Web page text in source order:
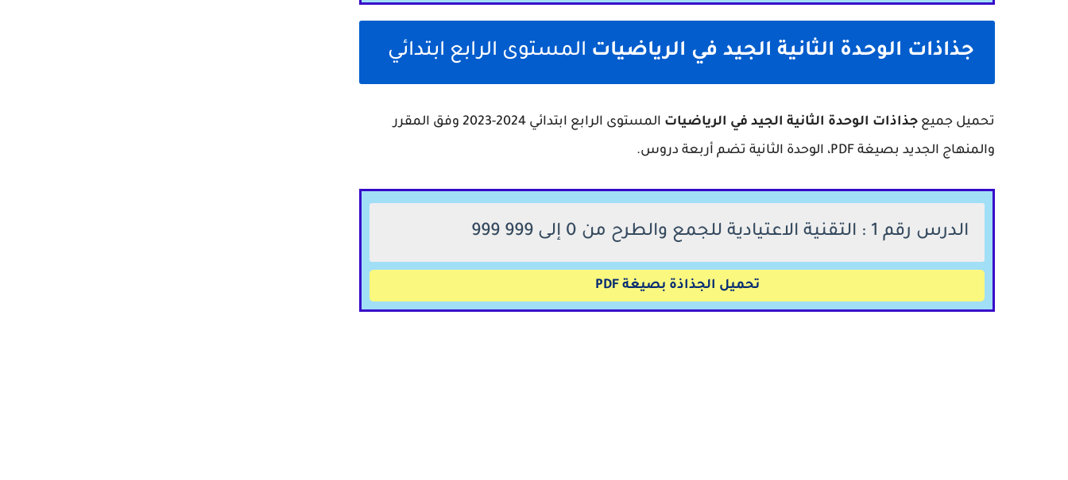
جذاذات الوحدة الثانية الجيد في الرياضيات المستوى الرابع ابتدائي
تحميل جميع جذاذات الوحدة الثانية الجيد في الرياضيات
المستوى الرابع ابتدائي 2024-2023 وفق المقرر
والمنهاج الجديد بصيغة PDF، الوحدة الثانية تضم أربعة دروس.
الدرس رقم 1 : التقنية الاعتيادية للجمع والطرح من 0 إلى 999 999
تحميل الجذاذة بصيغة PDF